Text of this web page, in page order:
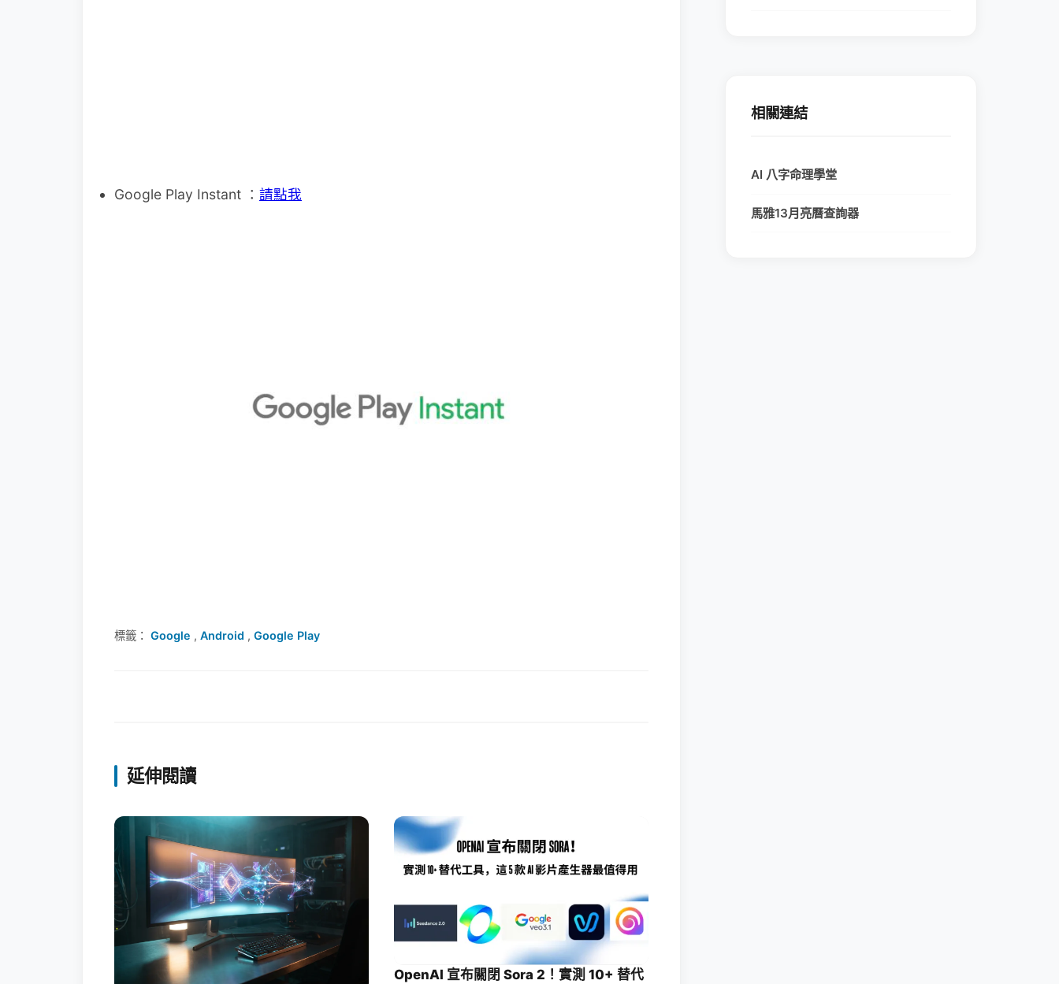
Google Play Instant ： 請點我
標籤： Google , Android , Google Play
延伸閱讀
OpenAI 宣布關閉 Sora 2！實測 10+ 替代
相關連結
AI 八字命理學堂
馬雅13月亮曆查詢器